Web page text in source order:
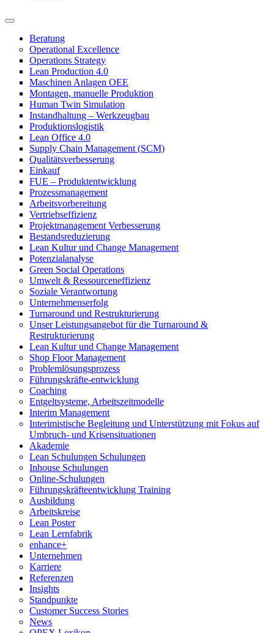
Beratung
Operational Excellence
Operations Strategy
Lean Production 4.0
Maschinen Anlagen OEE
Montagen, manuelle Produktion
Human Twin Simulation
Instandhaltung – Werkzeugbau
Produktionslogistik
Lean Office 4.0
Supply Chain Management (SCM)
Qualitätsverbesserung
Einkauf
FUE – Produktentwicklung
Prozessmanagement
Arbeitsvorbereitung
Vertriebseffizienz
Projektmanagement Verbesserung
Bestandsreduzierung
Lean Kultur und Change Management
Potenzialanalyse
Green Social Operations
Umwelt & Ressourceneffizienz
Soziale Verantwortung
Unternehmenserfolg
Turnaround und Restrukturierung
Unser Leistungsangebot für die Turnaround &
Restrukturierung
Lean Kultur und Change Management
Shop Floor Management
Problemlösungsprozess
Führungskräfte-entwicklung
Coaching
Entgeltsysteme, Arbeitszeitmodelle
Interim Management
Interimistische Begleitung und Unterstützung mit Fokus auf
Umbruch- und Krisensituationen
Akademie
Lean Schulungen Schulungen
Inhouse Schulungen
Online-Schulungen
Führungskräfteentwicklung Training
Ausbildung
Arbeitskreise
Lean Poster
Lean Lernfabrik
enhance+
Unternehmen
Karriere
Referenzen
Insights
Standpunkte
Customer Success Stories
News